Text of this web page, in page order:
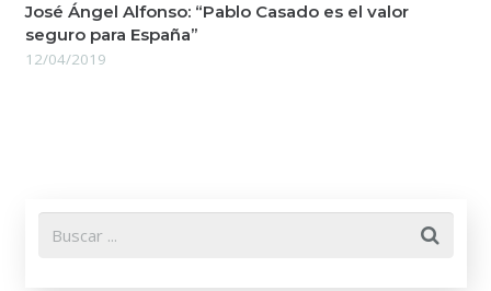
José Ángel Alfonso: “Pablo Casado es el valor
seguro para España”
12/04/2019